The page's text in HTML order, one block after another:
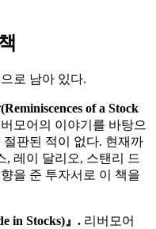
로 남아 있다.
of a Stock
모어의 이야기를 바탕으
절판된 적이 없다. 현재까
, 레이 달리오, 스탠리 드
을 준 투자서로 이 책을
in Stocks)』. 리버모어